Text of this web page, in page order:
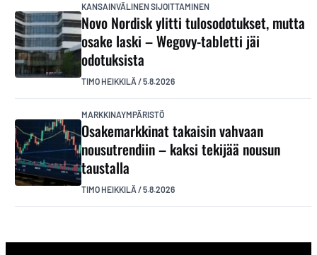
KANSAINVÄLINEN SIJOITTAMINEN
Novo Nordisk ylitti tulosodotukset, mutta
osake laski – Wegovy-tabletti jäi
odotuksista
TIMO HEIKKILÄ /5.8.2026
MARKKINAYMPÄRISTÖ
Osakemarkkinat takaisin vahvaan
nousutrendiin – kaksi tekijää nousun
taustalla
TIMO HEIKKILÄ /5.8.2026